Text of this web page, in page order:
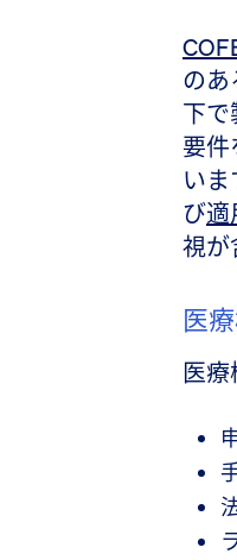
の
下
要件
い
び適
視が
医
医療